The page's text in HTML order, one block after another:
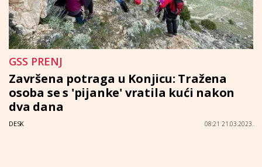
GSS PRENJ
Završena potraga u Konjicu: Tražena
osoba se s 'pijanke' vratila kući nakon
dva dana
DESK 08:21 21.03.2023.